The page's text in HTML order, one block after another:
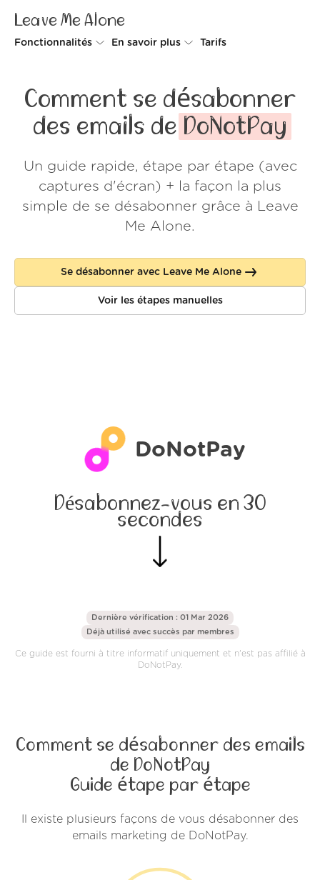
Leave Me Alone
Fonctionnalités
Spam Blocker
Ne pas déranger
En savoir plus
Comment ça fonctionne
Sécurité
Preuves d'amour
FAQ
Tarifs
Comment se désabonner
des emails de DoNotPay
Un guide rapide, étape par étape (avec
captures d'écran) + la façon la plus
simple de se désabonner grâce à Leave
Me Alone.
Se désabonner avec Leave Me Alone
Voir les étapes manuelles
DoNotPay
Désabonnez-vous en 30
secondes
Dernière vérification : 01 Mar 2026
Déjà utilisé avec succès par membres
Ce guide est fourni à titre informatif uniquement et n'est pas affilié à
DoNotPay.
Comment se désabonner des emails
de DoNotPay
Guide étape par étape
Il existe plusieurs façons de vous désabonner des
emails marketing de DoNotPay.